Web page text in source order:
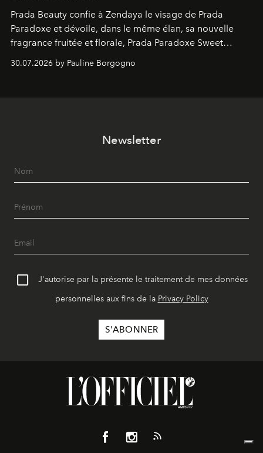
Prada Beauty confie à Zendaya le visage de Prada
Paradoxe et dévoile, dans le même élan, sa nouvelle
fragrance fruitée et florale, Prada Paradoxe Sweet
Chemistry Eau de Parfum.
30.07.2026 by Pauline Borgogno
Newsletter
J'autorise par la présente le traitement de mes données
personnelles aux fins de la Privacy Policy